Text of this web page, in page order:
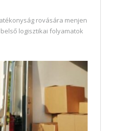
rovására menjen
logisztikai folyamatok